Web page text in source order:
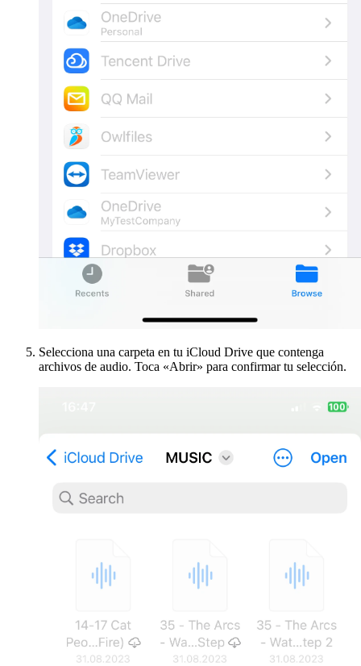
Selecciona una carpeta en tu iCloud Drive que contenga
archivos de audio. Toca «Abrir» para confirmar tu selección.